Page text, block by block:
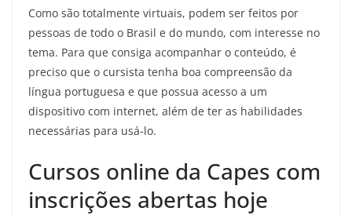
Como são totalmente virtuais, podem ser feitos por
pessoas de todo o Brasil e do mundo, com interesse no
tema. Para que consiga acompanhar o conteúdo, é
preciso que o cursista tenha boa compreensão da
língua portuguesa e que possua acesso a um
dispositivo com internet, além de ter as habilidades
necessárias para usá-lo.
Cursos online da Capes com
inscrições abertas hoje